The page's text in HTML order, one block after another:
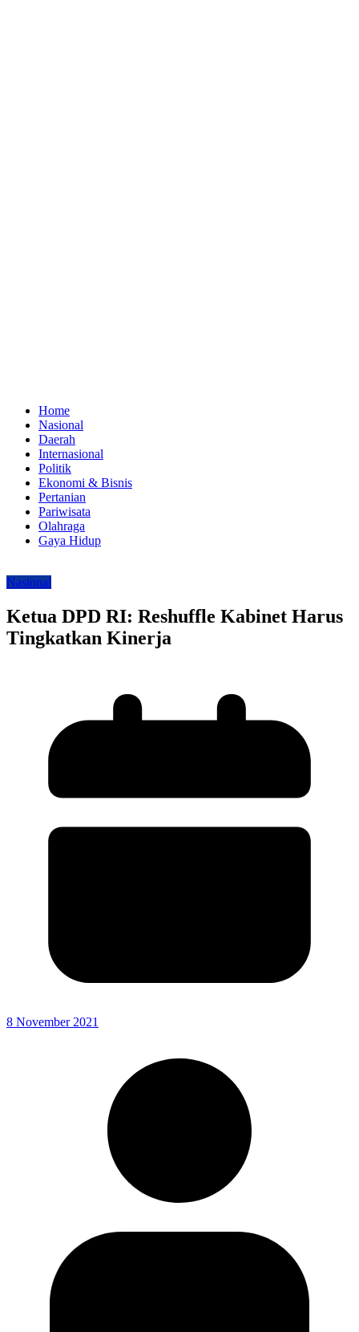
Home
Nasional
Daerah
Internasional
Politik
Ekonomi & Bisnis
Pertanian
Pariwisata
Olahraga
Gaya Hidup
Nasional
Ketua DPD RI: Reshuffle Kabinet Harus
Tingkatkan Kinerja
8 November 2021